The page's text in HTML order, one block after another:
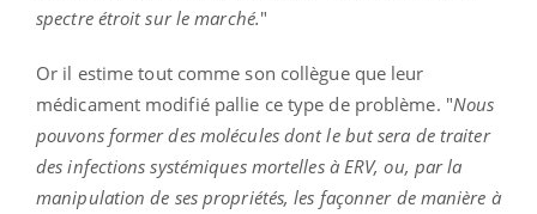
spectre étroit sur le marché."
Or il estime tout comme son collègue que leur
médicament modifié pallie ce type de problème. "Nous
pouvons former des molécules dont le but sera de traiter
des infections systémiques mortelles à ERV, ou, par la
manipulation de ses propriétés, les façonner de manière à